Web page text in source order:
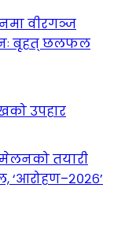
वीरगञ्ज
बृहत् छलफल
उपहार
तयारी